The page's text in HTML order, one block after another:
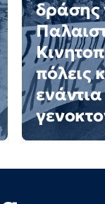
δράσης
πόλεις